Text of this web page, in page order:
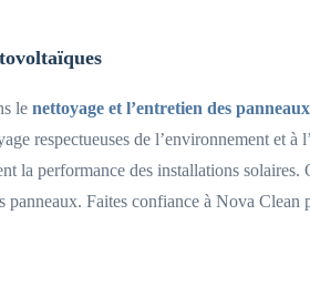
le nettoyage et l’entretien des
respectueuses de l’environnement et
la performance des installations
Faites confiance à Nova